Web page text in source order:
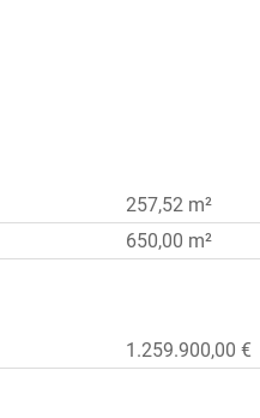
257,52 m²
650,00 m²
1.259.900,00 €